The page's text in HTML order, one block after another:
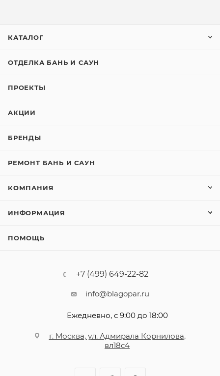
КАТАЛОГ
ОТДЕЛКА БАНЬ И САУН
ПРОЕКТЫ
АКЦИИ
БРЕНДЫ
РЕМОНТ БАНЬ И САУН
КОМПАНИЯ
ИНФОРМАЦИЯ
ПОМОЩЬ
+7 (499) 649-22-82
info@blagopar.ru
Ежедневно, с 9:00 до 18:00
г. Москва, ул. Адмирала Корнилова,
вл18с4